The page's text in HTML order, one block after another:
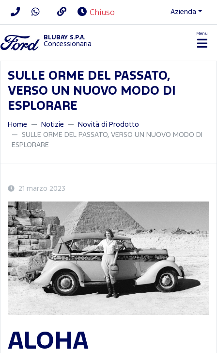
Chiuso Azienda
BLUBAY S.P.A.
Concessionaria
Menu
SULLE ORME DEL PASSATO,
VERSO UN NUOVO MODO DI
ESPLORARE
Home Notizie
Novità di Prodotto
SULLE ORME DEL PASSATO, VERSO UN NUOVO MODO DI
ESPLORARE
21 marzo 2023
ALOHA